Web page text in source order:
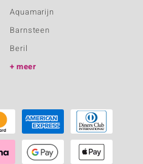
Aquamarijn
Barnsteen
Beril
meer